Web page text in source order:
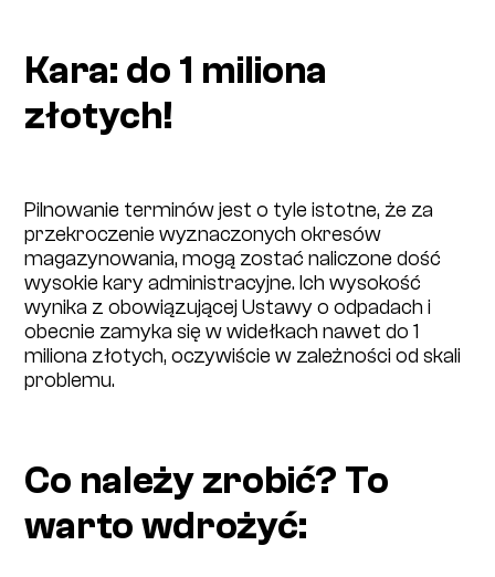
Kara: do 1 miliona
złotych!
Pilnowanie terminów jest o tyle istotne, że za
przekroczenie wyznaczonych okresów
magazynowania, mogą zostać naliczone dość
wysokie kary administracyjne. Ich wysokość
wynika z obowiązującej Ustawy o odpadach i
obecnie zamyka się w widełkach nawet do 1
miliona złotych, oczywiście w zależności od skali
problemu.
Co należy zrobić? To
warto wdrożyć: